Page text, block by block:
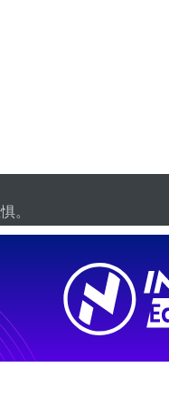
。